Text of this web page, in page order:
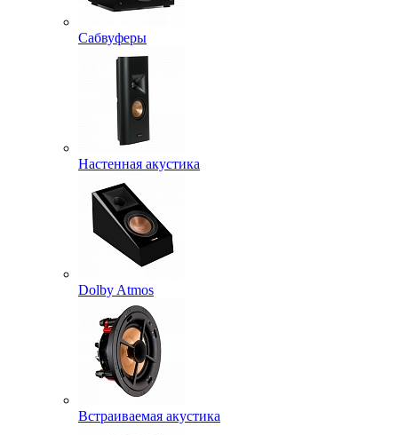
Сабвуферы
Настенная акустика
Dolby Atmos
Встраиваемая акустика